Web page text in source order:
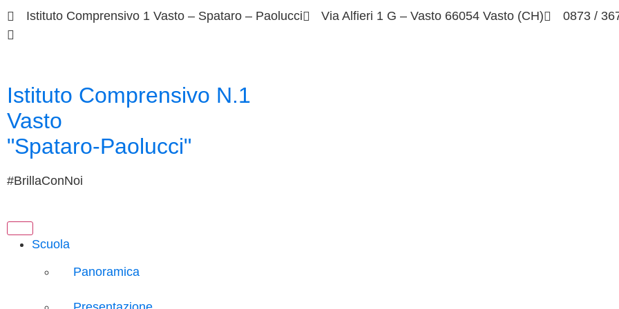
Istituto Comprensivo 1 Vasto – Spataro – Paolucci Via Alfieri 1 G – Vasto 66054 Vasto (CH)
0873 /
Istituto Comprensivo N.1
Vasto
"Spataro-Paolucci"
#BrillaConNoi
Scuola
Panoramica